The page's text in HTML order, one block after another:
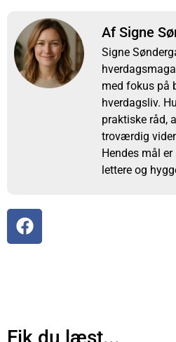
Af Signe
Signe
med fokus på
hverdagsliv.
praktiske råd,
troværdig
Hendes mål
lettere og
Fik du læst...